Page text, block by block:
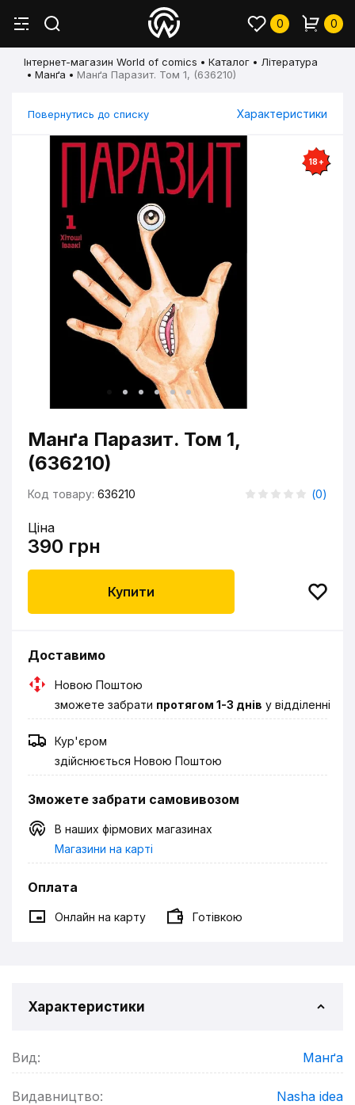
0 0
Інтернет-магазин World of comics Каталог
Література
Манґа
Манґа Паразит. Том 1, (636210)
Повернутись до списку Характеристики
18+
Манґа Паразит. Том 1,
(636210)
Код товару: 636210 (0)
Ціна
390 грн
Купити
Доставимо
Новою Поштою
зможете забрати протягом 1-3 днів у відділенні
Кур'єром
здійснюється Новою Поштою
Зможете забрати самовивозом
В наших фірмових магазинах
Магазини на карті
Оплата
Онлайн на карту Готівкою
Характеристики
Вид: Манґа
Видавництво: Nasha idea